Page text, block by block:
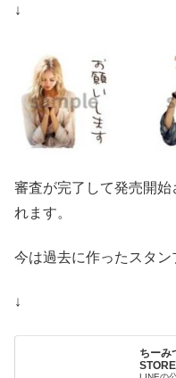
↓
審査が完了して発売開
れます。
今は過去に作ったスタン
↓
ちーみ
STORE